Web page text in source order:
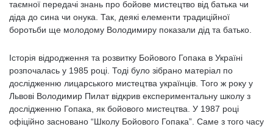
таємної передачі знань про бойове мистецтво від батька чи
діда до сина чи онука. Так, деякі елементи традиційної
боротьби ще молодому Володимиру показали дід та батько.
Історія відродження та розвитку Бойового Гопака в Україні
розпочалась у 1985 році. Тоді було зібрано матеріал по
дослідженню лицарського мистецтва українців. Того ж року у
Львові Володимир Пилат відкрив експериментальну школу з
дослідженню Гопака, як бойового мистецтва. У 1987 році
офіційно засновано “Школу Бойового Гопака”. Саме з того часу